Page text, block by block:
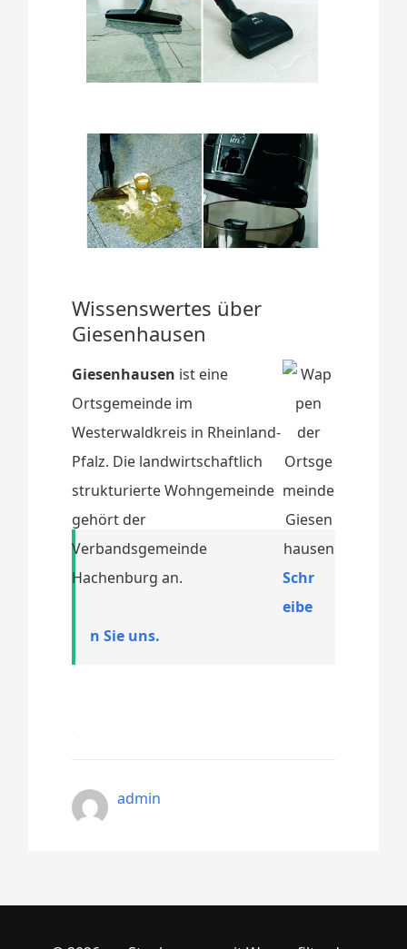
Wissenswertes über
Giesenhausen
Giesenhausen ist eine
Ortsgemeinde im
Westerwaldkreis in Rheinland-
Pfalz. Die landwirtschaftlich
strukturierte Wohngemeinde
gehört der
Verbandsgemeinde
Hachenburg an.
Schr
eibe
n Sie uns.
admin